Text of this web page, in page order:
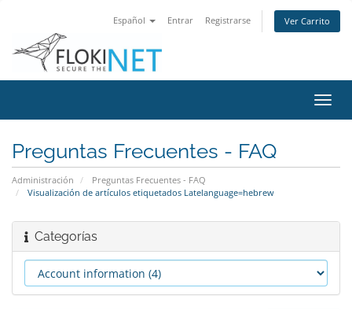
Español Entrar Registrarse Ver Carrito
Preguntas Frecuentes - FAQ
Administración
Preguntas Frecuentes - FAQ
Visualización de artículos etiquetados Latelanguage=hebrew
Categorías